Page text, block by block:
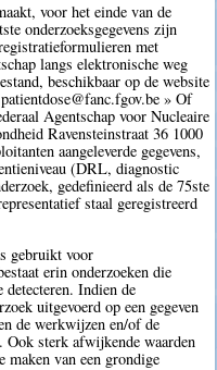
voor het einde van de
onderzoeksgegevens zijn
met
langs elektronische weg
beschikbaar op de website
» Of
Agentschap voor Nucleaire
Ravensteinstraat 36 1000
aangeleverde gegevens,
(DRL, diagnostic
gedefinieerd als de 75ste
staal geregistreerd
gebruikt voor
erin onderzoeken die
detecteren. Indien de
uitgevoerd op een gegeven
de werkwijzen en/of de
sterk afwijkende waarden
maken van een grondige